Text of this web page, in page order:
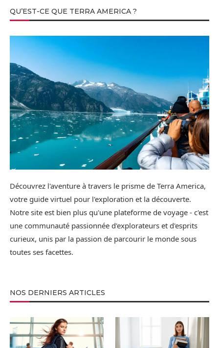
QU’EST-CE QUE TERRA AMERICA ?
Découvrez l'aventure à travers le prisme de Terra America,
votre guide virtuel pour l'exploration et la découverte.
Notre site est bien plus qu'une plateforme de voyage - c'est
une communauté passionnée d'explorateurs et d'esprits
curieux, unis par la passion de parcourir le monde sous
toutes ses facettes.
NOS DERNIERS ARTICLES